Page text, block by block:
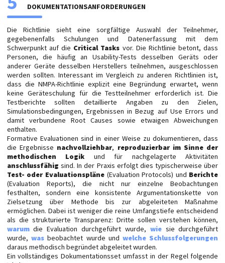
DOKUMENTATIONSANFORDERUNGEN
Die Richtlinie sieht eine sorgfältige Auswahl der Teilnehmer,
gegebenenfalls Schulungen und Datenerfassung mit dem
Schwerpunkt auf die Critical Tasks vor. Die Richtlinie betont, dass
Personen, die häufig an Usability-Tests desselben Geräts oder
anderer Geräte desselben Herstellers teilnehmen, ausgeschlossen
werden sollten. Interessant im Vergleich zu anderen Richtlinien ist,
dass die NMPA-Richtlinie explizit eine Begründung erwartet, wenn
keine Geräteschulung für die Testteilnehmer erforderlich ist. Die
Testberichte sollten detaillierte Angaben zu den Zielen,
Simulationsbedingungen, Ergebnissen in Bezug auf Use Errors und
damit verbundene Root Causes sowie etwaigen Abweichungen
enthalten.
Formative Evaluationen sind in einer Weise zu dokumentieren, dass
die Ergebnisse nachvollziehbar, reproduzierbar im Sinne der
methodischen Logik und für nachgelagerte Aktivitäten
anschlussfähig sind. In der Praxis erfolgt dies typischerweise über
Test- oder Evaluationspläne(Evaluation Protocols) und Berichte
(Evaluation Reports), die nicht nur einzelne Beobachtungen
festhalten, sondern eine konsistente Argumentationskette von
Zielsetzung über Methode bis zur abgeleiteten Maßnahme
ermöglichen. Dabei ist weniger die reine Umfangstiefe entscheidend
als die strukturierte Transparenz: Dritte sollen verstehen können,
warumdie Evaluation durchgeführt wurde, wiesie durchgeführt
wurde, wasbeobachtet wurde undwelche Schlussfolgerungen
daraus methodisch begründet abgeleitet wurden.
Ein vollständiges Dokumentationsset umfasst in der Regel folgende